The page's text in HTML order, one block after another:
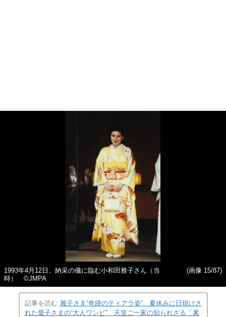
1993年4月12日、納采の儀に臨む小和田雅子さん（当
時） ©JMPA
(画像 15/87)
記事を読む 雅子さま“奇跡のティアラ姿”、夏休みに日焼けさ
れた愛子さまの“大人ワンピ” 天皇ご一家の知られざる「素